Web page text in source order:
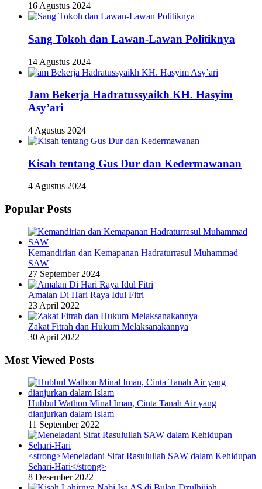
16 Agustus 2024
Sang Tokoh dan Lawan-Lawan Politiknya
14 Agustus 2024
Jam Bekerja Hadratussyaikh KH. Hasyim
Asy’ari
4 Agustus 2024
Kisah tentang Gus Dur dan Kedermawanan
4 Agustus 2024
Popular Posts
Kemandirian dan Kemapanan Hadraturrasul Muhammad
SAW
27 September 2024
Amalan Di Hari Raya Idul Fitri
23 April 2022
Zakat Fitrah dan Hukum Melaksanakannya
30 April 2022
Most Viewed Posts
Hubbul Wathon Minal Iman, Cinta Tanah Air yang
dianjurkan dalam Islam
11 September 2022
<strong>Meneladani Sifat Rasulullah SAW dalam Kehidupan
Sehari-Hari</strong>
8 Desember 2022